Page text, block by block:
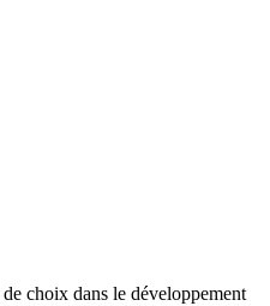
choix dans le développement